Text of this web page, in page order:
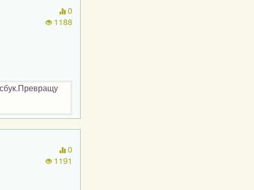
0
1188
0
1191